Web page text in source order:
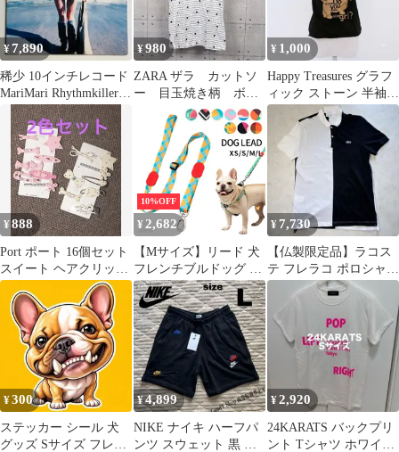
ドッグウェア ペット服
かわいい服 おしゃれ ト
イプードル トイプー チ
ワワ ダックス K
¥7,890
稀少 10インチレコード
MariMari Rhythmkiller
マリマリ
¥980
ZARA ザラ カットソ
ー 目玉焼き柄 ボー
ダー Vネック フレ
ンチスリーブ S(日本
Mサイズ相当)
¥ 1,000
Happy Treasures グラフ
ィック ストーン 半袖T
シャツ ブラック
¥888
Port ポート 16個セット
スイート ヘアクリップ
ピンク ホワイト
10%OFF
¥2,682
【Mサイズ】リード 犬
フレンチブルドッグ 長
さ調整可能 超小型犬 小
型犬 中型犬 大型犬 ワ
ンちゃん おしゃれ かわ
いい 柄 定番 丈夫 カラ
フル フレブル パグ ペ
ット用 軽量 お出かけ
お散歩 86-136cm スイ
カ柄
¥ 7,730
【仏製限定品】ラコス
テ フレラコ ポロシャツ
バイカラー 白 黒 デヴ
¥300
ステッカー シール 犬
グッズ Sサイズ フレン
¥4,899
NIKE ナイキ ハーフパ
ンツ スウェット 黒 ブ
¥2,920
24KARATS バックプリ
ント Tシャツ ホワイト